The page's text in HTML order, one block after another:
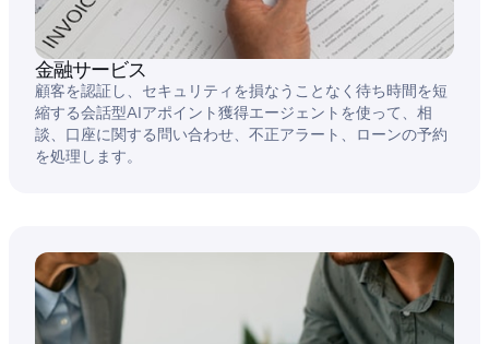
金融サービス
顧客を認証し、セキュリティを損なうことなく待ち時間を短
縮する会話型AIアポイント獲得エージェントを使って、相
談、口座に関する問い合わせ、不正アラート、ローンの予約
を処理します。